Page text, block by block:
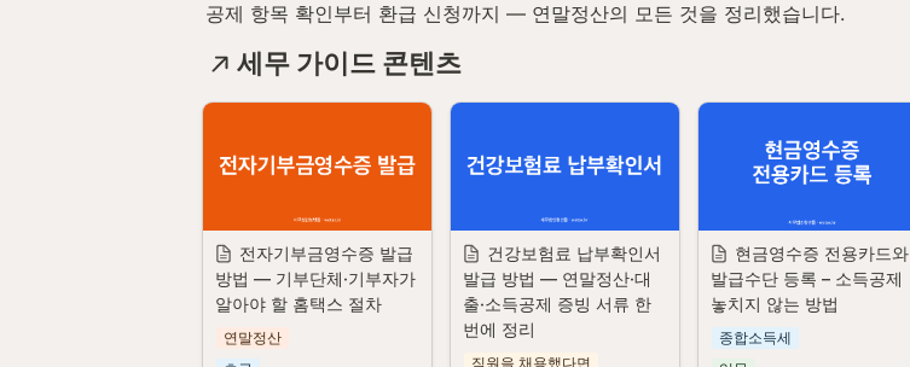
공제 항목 확인부터 환급 신청까지 — 연말정산의 모든 것을 정리했습니다.
세무 가이드 콘텐츠
전자기부금영수증 발급
방법 — 기부단체·기부자가
알아야 할 홈택스 절차
연말정산
건강보험료 납부확인서
발급 방법 — 연말정산·대
출·소득공제 증빙 서류 한
번에 정리
직원을 채용했다면
현금영수증 전용카드와
발급수단 등록 – 소득공제
놓치지 않는 방법
종합소득세